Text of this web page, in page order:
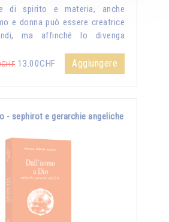
di spirito e materia, anche
e donna può essere creatrice
ma affinché lo divenga
13.00CHF Aggiungere
- sephirot e gerarchie angeliche